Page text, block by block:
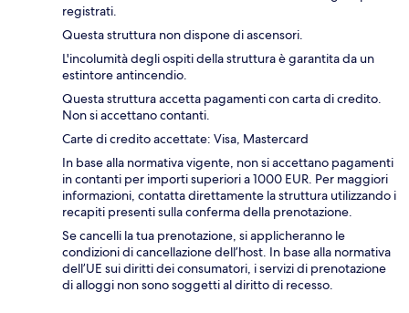
registrati.
Questa struttura non dispone di ascensori.
L'incolumità degli ospiti della struttura è garantita da un
estintore antincendio.
Questa struttura accetta pagamenti con carta di credito.
Non si accettano contanti.
Carte di credito accettate: Visa, Mastercard
In base alla normativa vigente, non si accettano pagamenti
in contanti per importi superiori a 1000 EUR. Per maggiori
informazioni, contatta direttamente la struttura utilizzando i
recapiti presenti sulla conferma della prenotazione.
Se cancelli la tua prenotazione, si applicheranno le
condizioni di cancellazione dell’host. In base alla normativa
dell’UE sui diritti dei consumatori, i servizi di prenotazione
di alloggi non sono soggetti al diritto di recesso.